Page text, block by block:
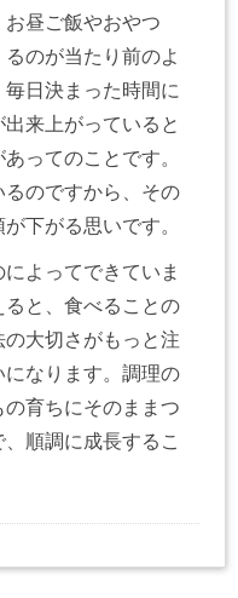
昼ご飯やおやつ
のが当たり前のよ
日決まった時間に
来上がっていると
ってのことです。
るのですから、その
下がる思いです。
よってできていま
と、食べることの
大切さがもっと注
になります。調理の
育ちにそのままつ
順調に成長するこ